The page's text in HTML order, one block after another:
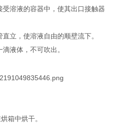
溶液的容器中，使其出口接触器
，使溶液自由的顺壁流下。
液体，不可吹出。
箱中烘干。